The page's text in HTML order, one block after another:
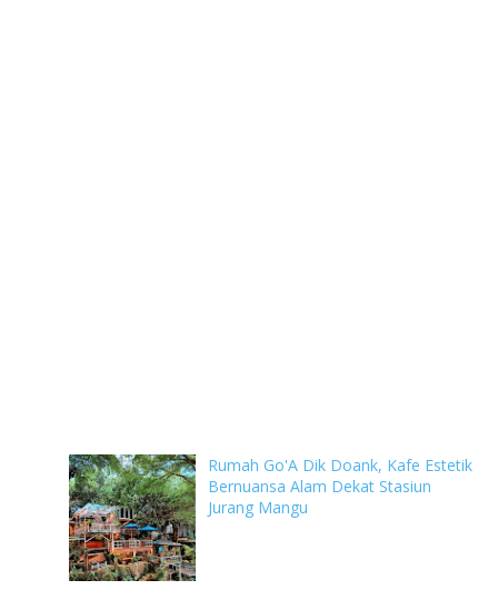
Rumah Go'A Dik Doank, Kafe Estetik
Bernuansa Alam Dekat Stasiun
Jurang Mangu